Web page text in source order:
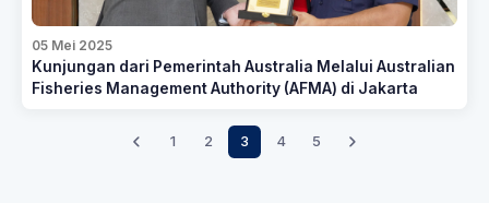
05 Mei 2025
Kunjungan dari Pemerintah Australia Melalui Australian
Fisheries Management Authority (AFMA) di Jakarta
1 2 3 4 5